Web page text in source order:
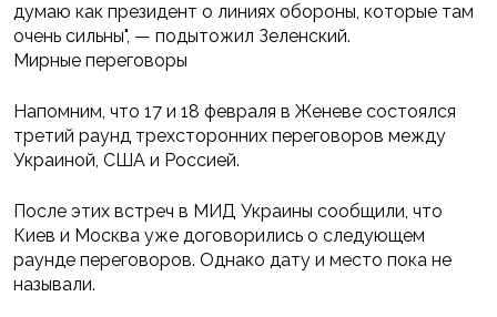
думаю как президент о линиях обороны, которые там
очень сильны", — подытожил Зеленский.
Мирные переговоры
Напомним, что 17 и 18 февраля в Женеве состоялся
третий раунд трехсторонних переговоров между
Украиной, США и Россией.
После этих встреч в МИД Украины сообщили, что
Киев и Москва уже договорились о следующем
раунде переговоров. Однако дату и место пока не
называли.